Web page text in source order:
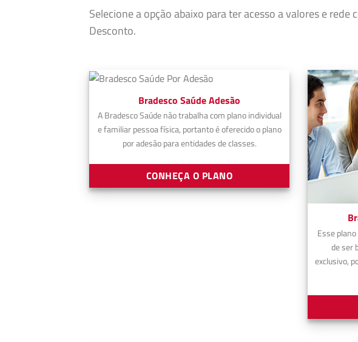
Selecione a opção abaixo para ter acesso a valores e
Desconto.
Bradesco Saúde Adesão
A Bradesco Saúde não trabalha com plano individual
e familiar pessoa física, portanto é oferecido o plano
por adesão para entidades de classes.
CONHEÇA O PLANO
Esse
de ser
exclusivo,